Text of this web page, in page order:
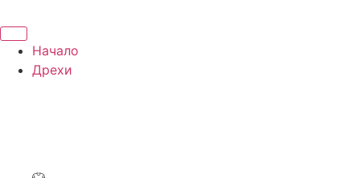
Начало
Дрехи